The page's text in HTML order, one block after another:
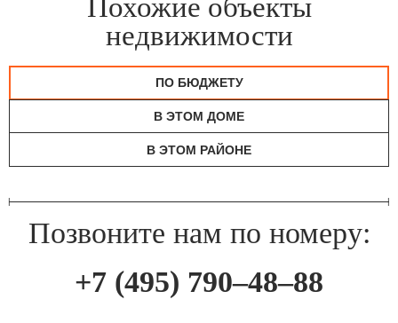
Похожие объекты
недвижимости
ПО БЮДЖЕТУ
В ЭТОМ ДОМЕ
В ЭТОМ РАЙОНЕ
Позвоните нам по номеру:
+7 (495) 790–48–88